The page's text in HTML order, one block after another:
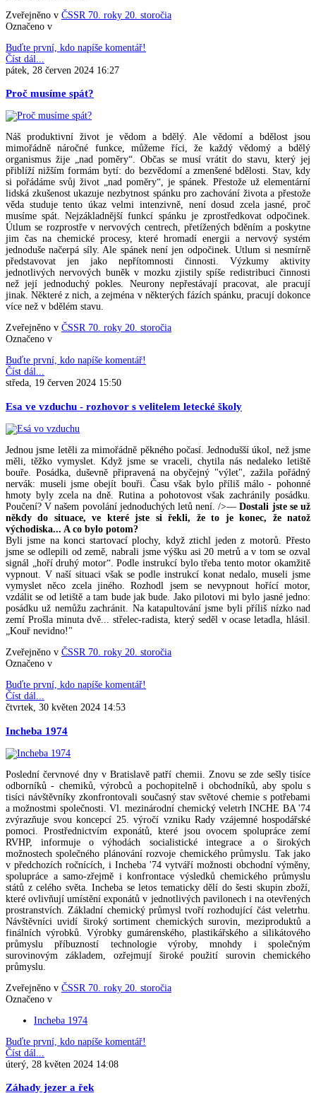
Zveřejněno v ČSSR 70. roky 20. storočia
Označeno v
Buďte první, kdo napíše komentář!
Číst dál...
pátek, 28 červen 2024 16:27
Proč musíme spát?
Náš produktivní život je vědom a bdělý. Ale vědomí a bdělost jsou
mimořádně náročné funkce, můžeme říci, že každý vědomý a bdělý
organismus žije „nad poměry“. Občas se musí vrátit do stavu, který jej
přiblíží nižším formám bytí: do bezvědomí a zmenšené bdělosti. Stav, kdy
si pořádáme svůj život „nad poměry“, je spánek. Přestože už elementární
lidská zkušenost ukazuje nezbytnost spánku pro zachování života a přestože
věda studuje tento úkaz velmi intenzivně, není dosud zcela jasné, proč
musíme spát. Nejzákladnější funkcí spánku je zprostředkovat odpočinek.
Útlum se rozprostře v nervových centrech, přetížených bděním a poskytne
jim čas na chemické procesy, které hromadí energii a nervový systém
jednoduše načerpá síly. Ale spánek není jen odpočinek. Utlum si nesmírně
představovat jen jako nepřítomnosti činnosti. Výzkumy aktivity
jednotlivých nervových buněk v mozku zjistily spíše redistribuci činnosti
než její jednoduchý pokles. Neurony nepřestávají pracovat, ale pracují
jinak. Některé z nich, a zejména v některých fázích spánku, pracují dokonce
více než v bdělém stavu.
Zveřejněno v ČSSR 70. roky 20. storočia
Označeno v
Buďte první, kdo napíše komentář!
Číst dál...
středa, 19 červen 2024 15:50
Esa ve vzduchu - rozhovor s velitelem letecké školy
Jednou jsme letěli za mimořádně pěkného počasí. Jednodušší úkol, než jsme
měli, těžko vymyslet. Když jsme se vraceli, chytila nás nedaleko letiště
bouře. Posádka, duševně připravená na obyčejný "výlet", zažila pořádný
nervák: museli jsme obejít bouři. Času však bylo příliš málo - pohonné
hmoty byly zcela na dně. Rutina a pohotovost však zachránily posádku.
Poučení? V našem povolání jednoduchých letů není. />—Dostali jste se už
někdy do situace, ve které jste si řekli, že to je konec, že natož
východiska... A co bylo potom?
Byli jsme na konci startovací plochy, když ztichl jeden z motorů. Přesto
jsme se odlepili od země, nabrali jsme výšku asi 20 metrů a v tom se ozval
signál „hoří druhý motor“. Podle instrukcí bylo třeba tento motor okamžitě
vypnout. V naší situaci však se podle instrukcí konat nedalo, museli jsme
vymyslet něco zcela jiného. Rozhodl jsem se nevypnout hořící motor,
vzdálit se od letiště a tam bude jak bude. Jako pilotovi mi bylo jasné jedno:
posádku už nemůžu zachránit. Na katapultování jsme byli příliš nízko nad
zemí Prošla minuta dvě... střelec-radista, který seděl v ocase letadla, hlásil.
„Kouř nevidno!"
Zveřejněno v ČSSR 70. roky 20. storočia
Označeno v
Buďte první, kdo napíše komentář!
Číst dál...
čtvrtek, 30 květen 2024 14:53
Incheba 1974
Poslední červnové dny v Bratislavě patří chemii. Znovu se zde sešly tisíce
odborníků - chemiků, výrobců a pochopitelně i obchodníků, aby spolu s
tisíci návštěvníky zkonfrontovali současný stav světové chemie s potřebami
a možnostmi společnosti. Vl. mezinárodní chemický veletrh INCHE BA '74
zvýrazňuje svou koncepcí 25. výročí vzniku Rady vzájemné hospodářské
pomoci. Prostřednictvím exponátů, které jsou ovocem spolupráce zemí
RVHP, informuje o výhodách socialistické integrace a o širokých
možnostech společného plánování rozvoje chemického průmyslu. Tak jako
v předchozích ročnících, i Incheba '74 vytváří možnosti obchodní výměny,
spolupráce a samo-zřejmě i konfrontace výsledků chemického průmyslu
států z celého světa. Incheba se letos tematicky dělí do šesti skupin zboží,
které ovlivňují umístění exponátů v jednotlivých pavilonech i na otevřených
prostranstvích. Základní chemický průmysl tvoří rozhodující část veletrhu.
Návštěvníci uvidí široký sortiment chemických surovin, meziproduktů a
finálních výrobků. Výrobky gumárenského, plastikářského a silikátového
průmyslu příbuzností technologie výroby, mnohdy i společným
surovinovým základem, ozřejmují široké použití surovin chemického
průmyslu.
Zveřejněno v ČSSR 70. roky 20. storočia
Označeno v
Incheba 1974
Buďte první, kdo napíše komentář!
Číst dál...
úterý, 28 květen 2024 14:08
Záhady jezer a řek